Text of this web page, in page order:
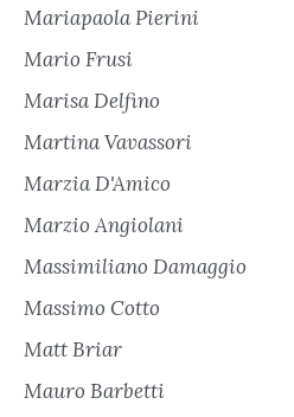
Mariapaola Pierini
Mario Frusi
Marisa Delfino
Martina Vavassori
Marzia D'Amico
Marzio Angiolani
Massimiliano Damaggio
Massimo Cotto
Matt Briar
Mauro Barbetti